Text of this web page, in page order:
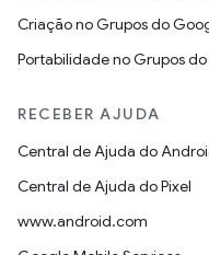
Criação no Grupos do
Portabilidade no Grupos
RECEBER AJUDA
Central de Ajuda do
Central de Ajuda do Pixel
www.android.com